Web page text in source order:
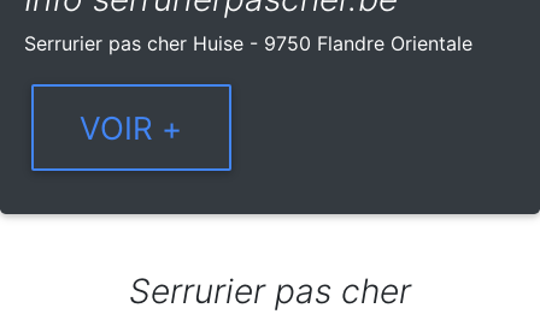
Serrurier pas cher Huise - 9750 Flandre Orientale
Serrurier pas cher